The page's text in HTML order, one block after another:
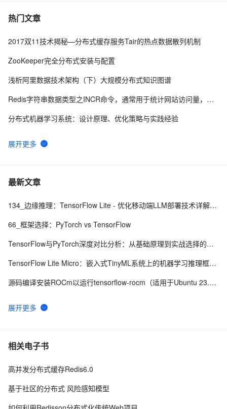
热门文章
2017双11技术揭秘—分布式缓存服务Tair的热点数据散列机制
ZooKeeper完全分布式安装与配置
浅析阿里数据技术架构（下）大规模分布式知识图谱
Redis字符串数据类型之INCR命令，通常用于统计网站访问量，文章访问量，实现分布式锁
分布式机器学习系统：设计原理、优化策略与实践经验
基于 Transaction 类的分布式显式事务
最新文章
134_边缘推理：TensorFlow Lite - 优化移动端LLM部署技术详解与实战指南
66_框架选择：PyTorch vs TensorFlow
TensorFlow与PyTorch深度对比分析：从基础原理到实战选择的完整指南
TensorFlow Lite Micro：嵌入式TinyML系统上的机器学习推理框架——论文深度解析
源码编译安装ROCm以运行tensorflow-rocm（适用于Ubuntu 23.04）
深度学习工具和框架详细指南：PyTorch、TensorFlow、Keras
相关电子书
高并发分布式缓存Redis6.0
基于社区的分布式 风险感知模型